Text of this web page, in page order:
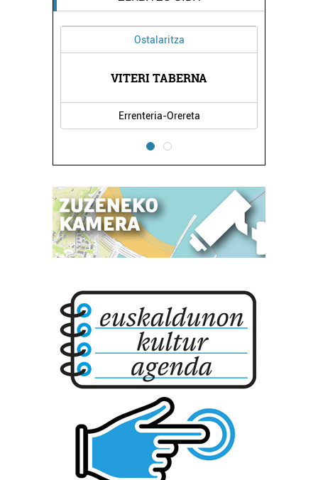
Ostalaritza
VITERI TABERNA
Errenteria-Orereta